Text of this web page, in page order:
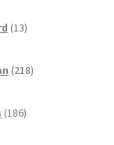
13izdelkov
218izdelkov
186izdelkov